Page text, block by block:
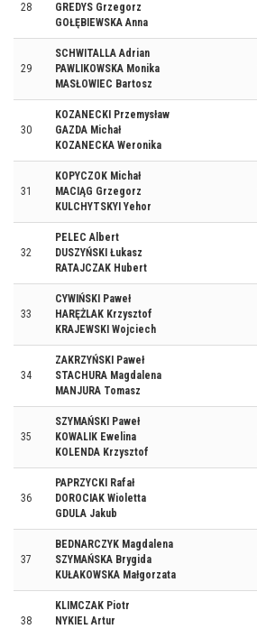
28
GREDYS Grzegorz
GOŁĘBIEWSKA Anna
29
SCHWITALLA Adrian
PAWLIKOWSKA Monika
MASŁOWIEC Bartosz
30
KOZANECKI Przemysław
GAZDA Michał
KOZANECKA Weronika
31
KOPYCZOK Michał
MACIĄG Grzegorz
KULCHYTSKYI Yehor
32
PELEC Albert
DUSZYŃSKI Łukasz
RATAJCZAK Hubert
33
CYWIŃSKI Paweł
HARĘŻLAK Krzysztof
KRAJEWSKI Wojciech
34
ZAKRZYŃSKI Paweł
STACHURA Magdalena
MANJURA Tomasz
35
SZYMAŃSKI Paweł
KOWALIK Ewelina
KOLENDA Krzysztof
36
PAPRZYCKI Rafał
DOROCIAK Wioletta
GDULA Jakub
37
BEDNARCZYK Magdalena
SZYMAŃSKA Brygida
KUŁAKOWSKA Małgorzata
38
KLIMCZAK Piotr
NYKIEL Artur